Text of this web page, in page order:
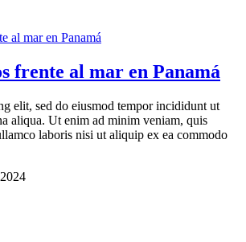
frente al mar en Panamá
elit, sed do eiusmod tempor incididunt ut
aliqua. Ut enim ad minim veniam, quis
laboris nisi ut aliquip ex ea commodo